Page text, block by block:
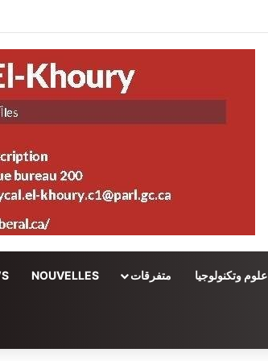
علوم وتكنولوجيا متفرقات NOUVELLES